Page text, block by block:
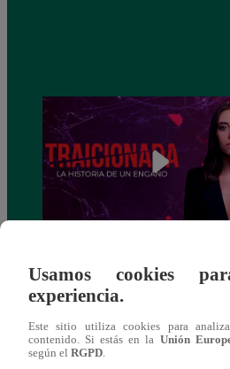
capítulo 88 completo (en línea y
Usamos cookies
experiencia.
Este sitio utiliza cookies para
contenido. Si estás en la Unión
según el RGPD.